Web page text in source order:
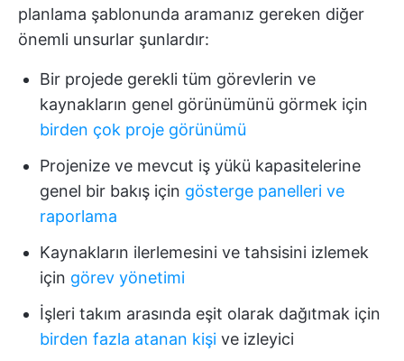
planlama şablonunda aramanız gereken diğer
önemli unsurlar şunlardır:
Bir projede gerekli tüm görevlerin ve
kaynakların genel görünümünü görmek için
birden çok proje görünümü
Projenize ve mevcut iş yükü kapasitelerine
genel bir bakış için gösterge panelleri ve
raporlama
Kaynakların ilerlemesini ve tahsisini izlemek
için görev yönetimi
İşleri takım arasında eşit olarak dağıtmak için
birden fazla atanan kişi ve izleyici